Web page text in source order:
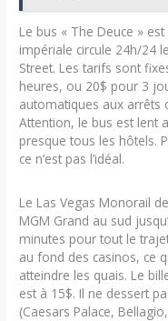
Le bus « The Deuce »
impériale circule 24h/24
Street. Les tarifs sont
heures, ou 20$ pour 3
automatiques aux arrêts
Attention, le bus est lent
presque tous les hôtels.
ce n’est pas l’idéal.
Le Las Vegas Monorail
MGM Grand au sud
minutes pour tout le
au fond des casinos, ce
atteindre les quais. Le
est à 15$. Il ne dessert
(Caesars Palace,